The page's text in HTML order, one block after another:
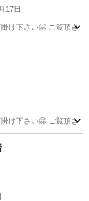
17日
け下さい🤗 ご覧頂
け下さい🤗 ご覧頂
着